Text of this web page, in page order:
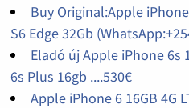
Buy Original:Apple
S6 Edge 32Gb
Eladó új Apple iPhone 6s
6s Plus 16gb ....530€
Apple iPhone 6 16GB 4G